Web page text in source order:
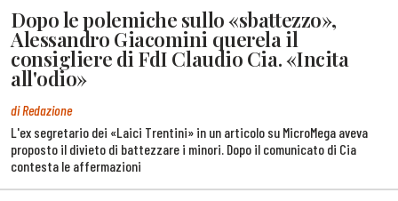
Dopo le polemiche sullo «sbattezzo»,
Alessandro Giacomini querela il
consigliere di FdI Claudio Cia. «Incita
all'odio»
di Redazione
L'ex segretario dei «Laici Trentini» in un articolo su MicroMega aveva
proposto il divieto di battezzare i minori. Dopo il comunicato di Cia
contesta le affermazioni